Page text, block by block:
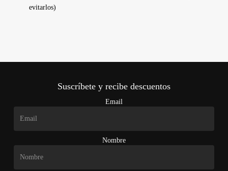
evitarlos)
Suscríbete y recibe descuentos
Email
Nombre